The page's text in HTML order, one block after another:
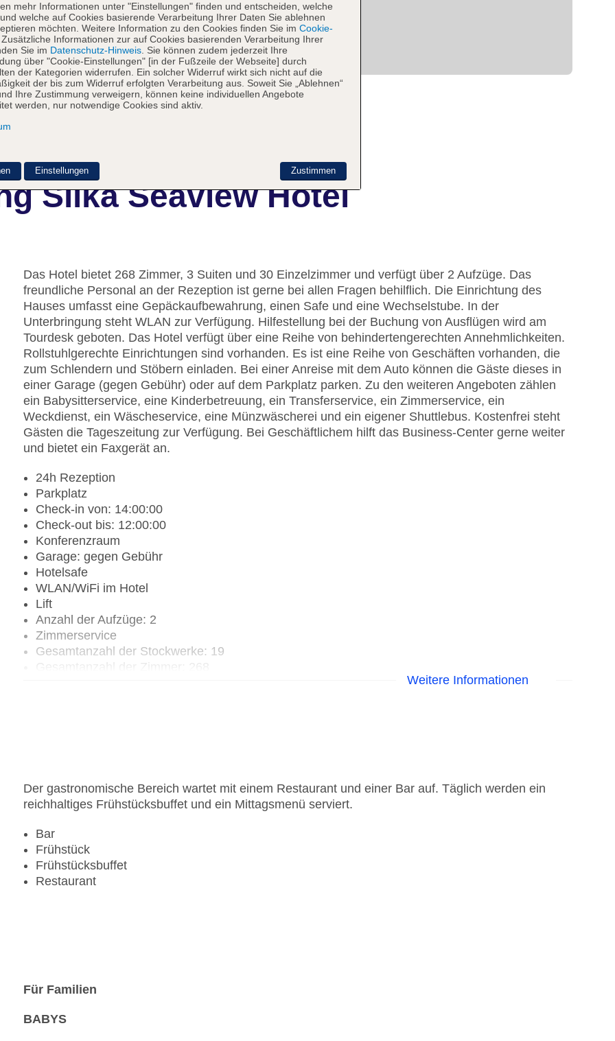
Silka Seaview Hotel
Das Hotel bietet 268 Zimmer, 3 Suiten und 30 Einzelzimmer und verfügt über 2 Aufzüge. Das
freundliche Personal an der Rezeption ist gerne bei allen Fragen behilflich. Die Einrichtung des
Hauses umfasst eine Gepäckaufbewahrung, einen Safe und eine Wechselstube. In der
Unterbringung steht WLAN zur Verfügung. Hilfestellung bei der Buchung von Ausflügen wird am
Tourdesk geboten. Das Hotel verfügt über eine Reihe von behindertengerechten Annehmlichkeiten.
Rollstuhlgerechte Einrichtungen sind vorhanden. Es ist eine Reihe von Geschäften vorhanden, die
zum Schlendern und Stöbern einladen. Bei einer Anreise mit dem Auto können die Gäste dieses in
einer Garage (gegen Gebühr) oder auf dem Parkplatz parken. Zu den weiteren Angeboten zählen
ein Babysitterservice, eine Kinderbetreuung, ein Transferservice, ein Zimmerservice, ein
Weckdienst, ein Wäscheservice, eine Münzwäscherei und ein eigener Shuttlebus. Kostenfrei steht
Gästen die Tageszeitung zur Verfügung. Bei Geschäftlichem hilft das Business-Center gerne weiter
und bietet ein Faxgerät an.
24h Rezeption
Parkplatz
Check-in von: 14:00:00
Check-out bis: 12:00:00
Konferenzraum
Garage: gegen Gebühr
Hotelsafe
WLAN/WiFi im Hotel
Lift
Anzahl der Aufzüge: 2
Zimmerservice
Gesamtanzahl der Stockwerke: 19
Weitere Informationen
Der gastronomische Bereich wartet mit einem Restaurant und einer Bar auf. Täglich werden ein
reichhaltiges Frühstücksbuffet und ein Mittagsmenü serviert.
Bar
Frühstück
Frühstücksbuffet
Restaurant
Für Familien
BABYS
mehr Informationen unter "Einstellungen" finden und entscheiden, welche
welche auf Cookies basierende Verarbeitung Ihrer Daten Sie ablehnen
möchten. Weitere Information zu den Cookies finden Sie im Cookie-
. Zusätzliche Informationen zur auf Cookies basierenden Verarbeitung Ihrer
Sie im Datenschutz-Hinweis . Sie können zudem jederzeit Ihre
über "Cookie-Einstellungen" [in der Fußzeile der Webseite] durch
der Kategorien widerrufen. Ein solcher Widerruf wirkt sich nicht auf die
der bis zum Widerruf erfolgten Verarbeitung aus. Soweit Sie „Ablehnen“
Ihre Zustimmung verweigern, können keine individuellen Angebote
werden, nur notwendige Cookies sind aktiv.
Zustimmen
Einstellungen